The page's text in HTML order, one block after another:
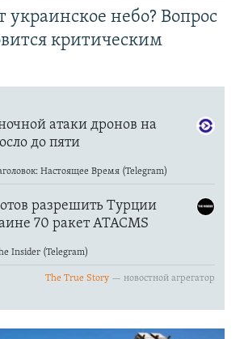
украинское небо? Вопрос
критическим